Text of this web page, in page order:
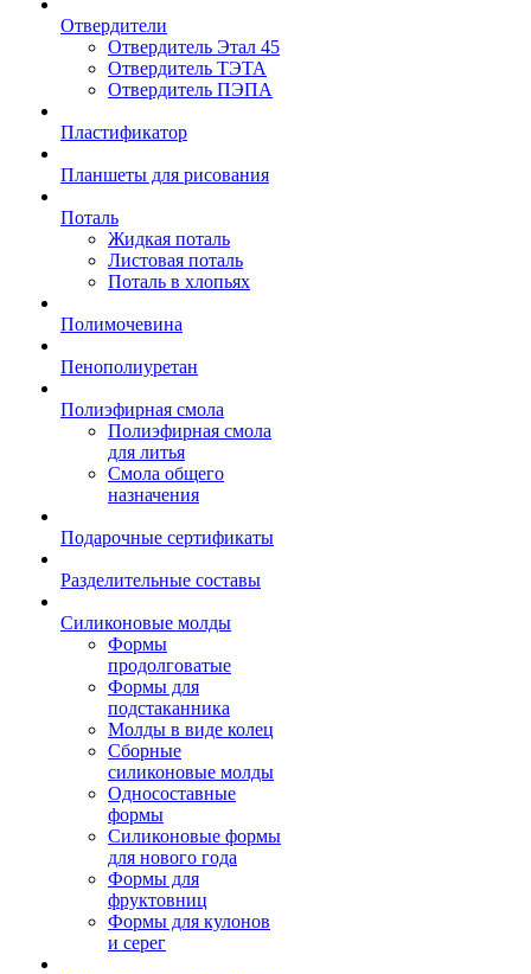
Отвердители
Отвердитель Этал 45
Отвердитель ТЭТА
Отвердитель ПЭПА
Пластификатор
Планшеты для рисования
Поталь
Жидкая поталь
Листовая поталь
Поталь в хлопьях
Полимочевина
Пенополиуретан
Полиэфирная смола
Полиэфирная смола
для литья
Смола общего
назначения
Подарочные сертификаты
Разделительные составы
Силиконовые молды
Формы
продолговатые
Формы для
подстаканника
Молды в виде колец
Сборные
силиконовые молды
Односоставные
формы
Силиконовые формы
для нового года
Формы для
фруктовниц
Формы для кулонов
и серег